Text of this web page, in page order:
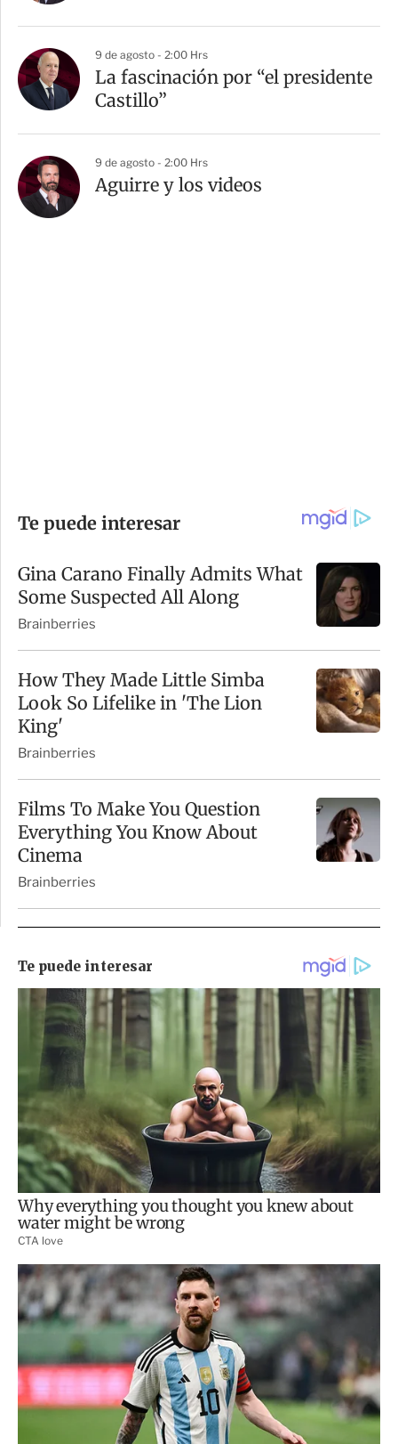
9 de agosto - 2:00 Hrs
La fascinación por “el presidente
Castillo”
9 de agosto - 2:00 Hrs
Aguirre y los videos